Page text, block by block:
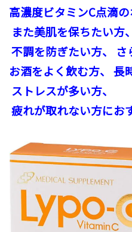
高濃度ビタミンC点滴の
また美肌を保ちたい方
不調を防ぎたい方、 さ
お酒をよく飲む方、 長
ストレスが多い方、
疲れが取れない方にお